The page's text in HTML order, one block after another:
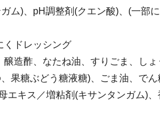
ム)、pH調整剤(クエン酸)、(一部
ドレッシング
醸造酢、なたね油、すりごま、し
果糖ぶどう糖液糖)、ごま油、で
エキス／増粘剤(キサンタンガム)